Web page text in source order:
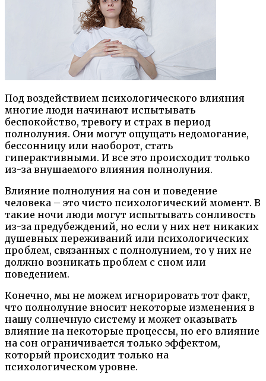
Под воздействием психологического влияния
многие люди начинают испытывать
беспокойство, тревогу и страх в период
полнолуния. Они могут ощущать недомогание,
бессонницу или наоборот, стать
гиперактивными. И все это происходит только
из-за внушаемого влияния полнолуния.
Влияние полнолуния на сон и поведение
человека – это чисто психологический момент. В
такие ночи люди могут испытывать сонливость
из-за предубеждений, но если у них нет никаких
душевных переживаний или психологических
проблем, связанных с полнолунием, то у них не
должно возникать проблем с сном или
поведением.
Конечно, мы не можем игнорировать тот факт,
что полнолуние вносит некоторые изменения в
нашу солнечную систему и может оказывать
влияние на некоторые процессы, но его влияние
на сон ограничивается только эффектом,
который происходит только на
психологическом уровне.